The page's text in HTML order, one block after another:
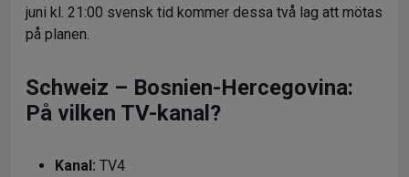
juni kl. 21:00 svensk tid kommer dessa två lag att mötas
på planen.
Schweiz – Bosnien-Hercegovina:
På vilken TV-kanal?
Kanal: TV4